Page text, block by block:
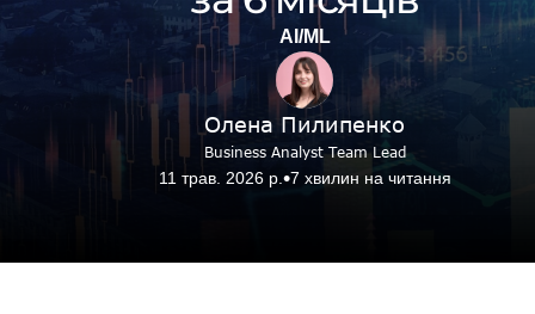
AI/ML
Олена Пилипенко
Business Analyst Team Lead
11 трав. 2026 р. •7 хвилин на читання
Select Language
Blog